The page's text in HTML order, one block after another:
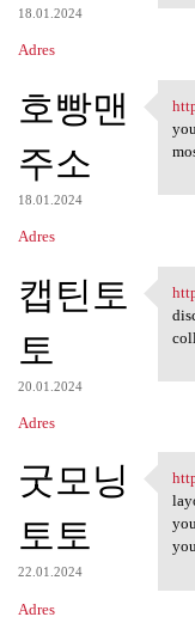
18.01.2024
Adres
호빵맨
주소
18.01.2024
Adres
캡틴토
토
20.01.2024
Adres
굿모닝
토토
22.01.2024
Adres